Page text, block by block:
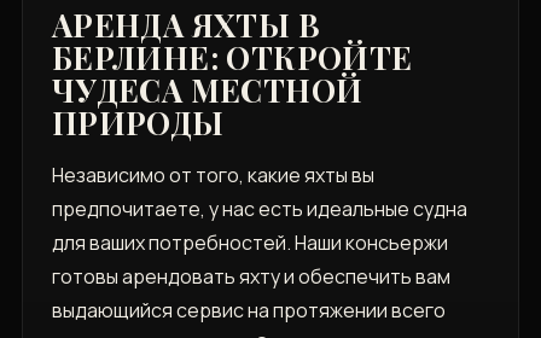
АРЕНДА ЯХТЫ В
БЕРЛИНЕ: ОТКРОЙТЕ
ЧУДЕСА МЕСТНОЙ
ПРИРОДЫ
Независимо от того, какие яхты вы
предпочитаете, у нас есть идеальные судна
для ваших потребностей. Наши консьержи
готовы арендовать яхту и обеспечить вам
выдающийся сервис на протяжении всего